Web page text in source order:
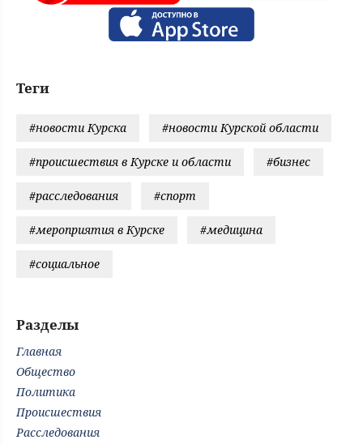
Теги
#новости Курска #новости Курской области
#происшествия в Курске и области #бизнес
#расследования #спорт
#мероприятия в Курске #медицина
#социальное
Разделы
Главная
Общество
Политика
Происшествия
Расследования